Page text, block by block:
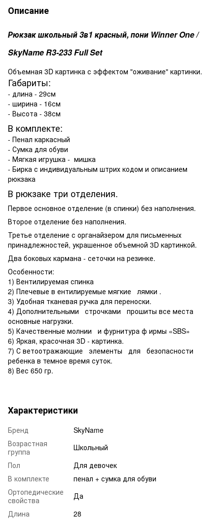
Описание
Рюкзак школьный 3в1 красный, пони Winner One /
SkyName R3-233 Full Set
Объемная 3D картинка с эффектом "оживание" картинки.
Габариты:
- длина - 29см
- ширина - 16см
- Высота - 38см
В комплекте:
- Пенал каркасный
- Сумка для обуви
- Мягкая игрушка - мишка
- Бирка с индивидуальным штрих кодом и описанием
рюкзака
В рюкзаке три отделения.
Первое основное отделение (в спинки) без наполнения.
Второе отделение без наполнения.
Третье отделение с органайзером для письменных
принадлежностей, украшенное объемной 3D картинкой.
Два боковых кармана - сеточки на резинке.
Особенности:
1) Вентилируемая спинка
2) Плечевые в ентилируемые мягкие лямки .
3) Удобная тканевая ручка для переноски.
4) Дополнительными строчками прошиты все места
основные нагрузки.
5) Качественные молнии и фурнитура ф ирмы «SBS»
6) Яркая, красочная 3D - картинка.
7) С ветоотражающие элементы для безопасности
ребенка в темное время суток.
8) Вес 650 гр.
Характеристики
Бренд
SkyName
Возрастная
группа
Школьный
Пол
Для девочек
В комплекте
пенал + сумка для обуви
Ортопедические
свойства
Да
Длина
28